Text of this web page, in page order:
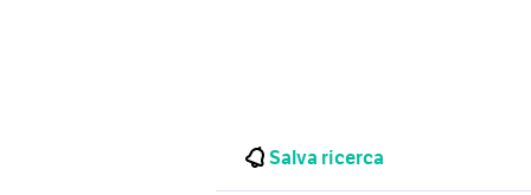
Salva ricerca